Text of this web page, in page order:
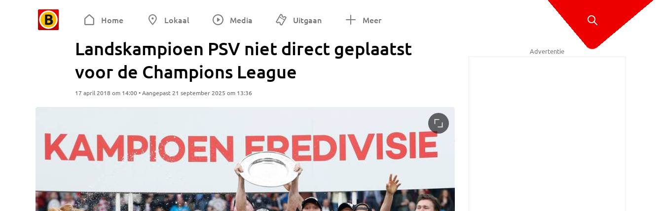
Home Lokaal Media Uitgaan Meer
Landskampioen PSV niet direct geplaatst
voor de Champions League
17 april 2018 om 14:00 • Aangepast 21 september 2025 om 13:36
Advertentie